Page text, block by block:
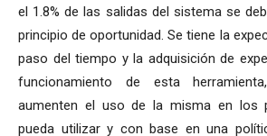
el 1.8% de las salidas del sistema se
principio de oportunidad. Se tiene la
paso del tiempo y la adquisición de
funcionamiento de esta
aumenten el uso de la misma en los
pueda utilizar y con base en una